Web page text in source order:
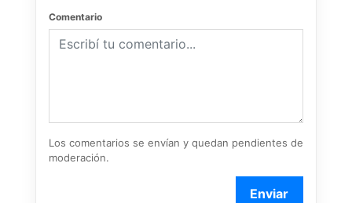
Comentario
Los comentarios se envían y quedan pendientes de
moderación.
Enviar